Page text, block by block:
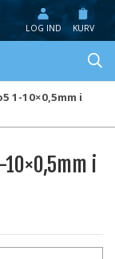
LOG IND KURV
1-10×0,5mm i
i